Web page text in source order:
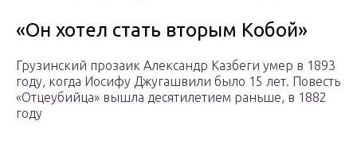
«Он хотел стать вторым Кобой»
Грузинский прозаик Александр Казбеги умер в 1893
году, когда Иосифу Джугашвили было 15 лет. Повесть
«Отцеубийца» вышла десятилетием раньше, в 1882
году